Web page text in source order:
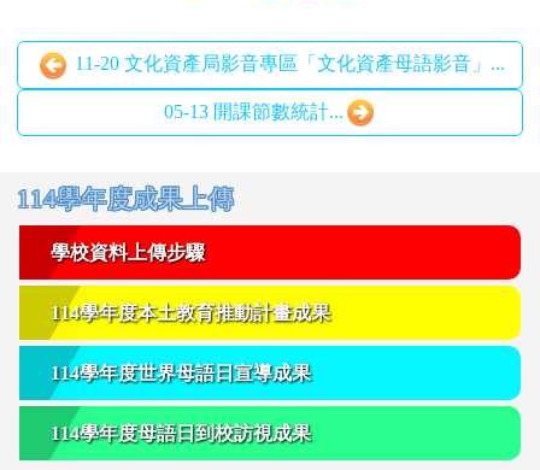
11-20 文化資產局影音專區「文化資產母語影音」...
05-13 開課節數統計...
右邊區域內容
114學年度成果上傳
學校資料上傳步驟
114學年度本土教育推動計畫成果
114學年度世界母語日宣導成果
114學年度母語日到校訪視成果